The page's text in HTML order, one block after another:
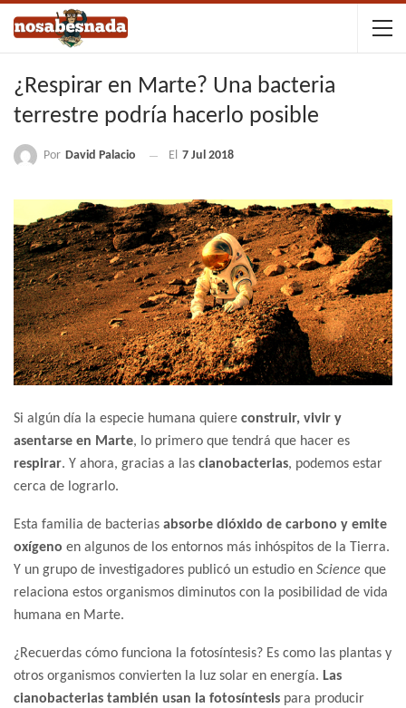
¿Respirar en Marte? Una bacteria
terrestre podría hacerlo posible
Por David Palacio El 7 Jul 2018
Si algún día la especie humana quiere construir, vivir y
asentarse en Marte, lo primero que tendrá que hacer es
respirar. Y ahora, gracias a las cianobacterias, podemos estar
cerca de lograrlo.
Esta familia de bacterias absorbe dióxido de carbono y emite
oxígeno en algunos de los entornos más inhóspitos de la Tierra.
Y un grupo de investigadores publicó un estudio en Science que
relaciona estos organismos diminutos con la posibilidad de vida
humana en Marte.
¿Recuerdas cómo funciona la fotosíntesis? Es como las plantas y
otros organismos convierten la luz solar en energía. Las
cianobacterias también usan la fotosíntesis para producir